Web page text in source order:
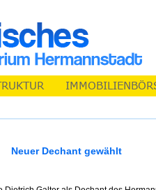
Neuer Dechant gewählt